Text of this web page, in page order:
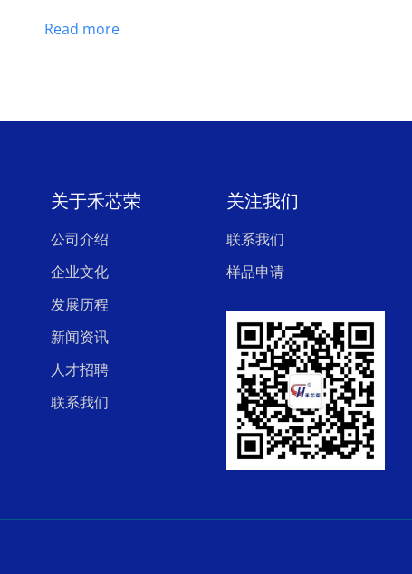
Read more
关于禾芯荣
公司介绍
企业文化
发展历程
新闻资讯
人才招聘
联系我们
关注我们
联系我们
样品申请